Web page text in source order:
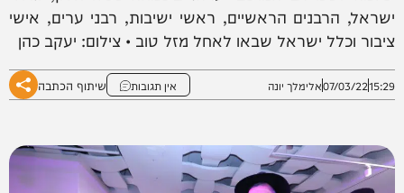
ישראל, הרבנים הראשיים, ראשי ישיבות, רבני ערים, אישי
ציבור וכלל ישראל שבאו לאחל מזל טוב • צילום: יעקב כהן
15:29
07/03/22אלימלך יונה אין תגובות שיתוף הכתבה